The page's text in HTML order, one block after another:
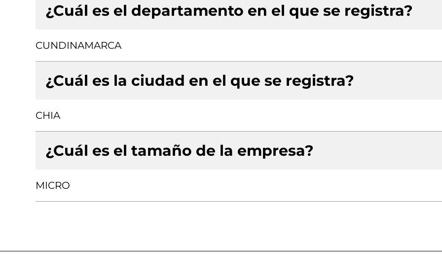
¿Cuál es el departamento en el que se registra?
CUNDINAMARCA
¿Cuál es la ciudad en el que se registra?
CHIA
¿Cuál es el tamaño de la empresa?
MICRO